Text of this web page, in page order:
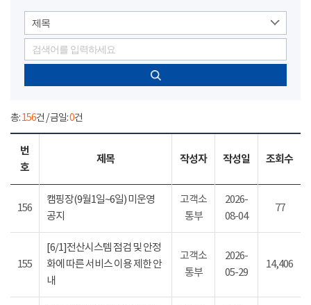
제목
총:156건 / 금일:0건
번
호
제목 작성자 작성일 조회수
156
캠핑장(9월1일~6일) 미운영
공지
고객소
통부
2026-
08-04
77
155
[6/1]전산시스템 점검 및 안정
화에 따른 서비스 이용 제한 안
내
고객소
통부
2026-
05-29
14,406